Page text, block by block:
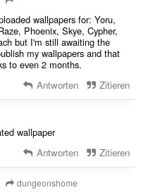
wallpapers for: Yoru,
Phoenix, Skye, Cypher,
but I'm still awaiting the
my wallpapers and that
to even 2 months.
Antworten Zitieren
wallpaper
Antworten Zitieren
dungeonshome